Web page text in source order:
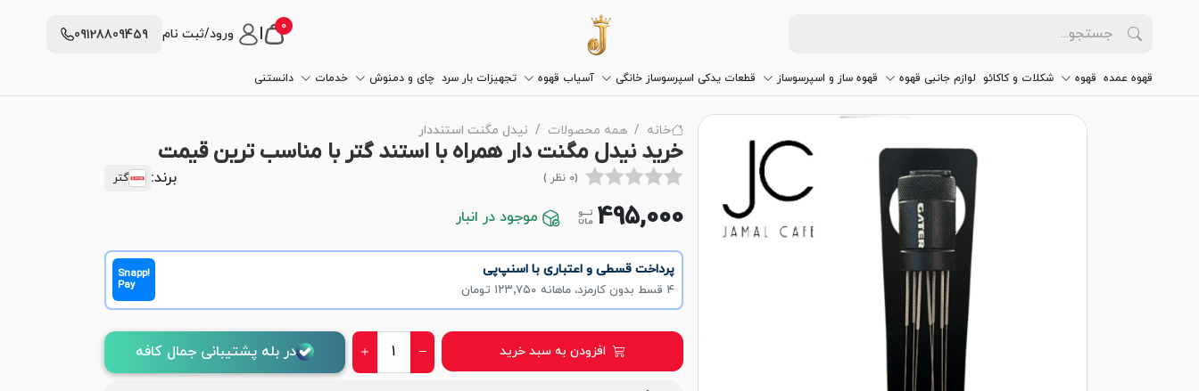
0 ورود/ثبت نام 09128809459
قهوه عمده قهوه شکلات و کاکائو لوازم جانبی قهوه قهوه ساز و اسپرسوساز قطعات یدکی اسپرسوساز خانگی آسیاب قهوه تجهیزات بار سرد چای و دمنوش خدمات دانستنی
خانه همه محصولات نیدل مگنت استنددار
خرید نیدل مگنت دار همراه با استند گتر با مناسب ترین قیمت
(0 نظر ) برند: گتر
495,000 موجود در انبار
پرداخت قسطی و اعتباری با اسنپ‌پی
۴ قسط بدون کارمزد، ماهانه ۱۲۳٬۷۵۰ تومان
Snapp!
Pay
افزودن به سبد خرید در بله پشتیبانی جمال کافه